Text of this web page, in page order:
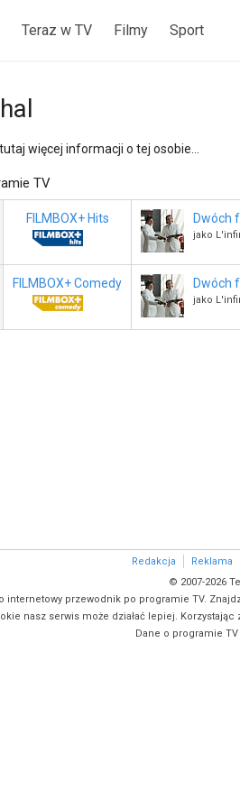
Teraz w TV Filmy Sport
więcej informacji o tej osobie...
TV
FILMBOX+ Hits Dwóch
jako
FILMBOX+ Comedy Dwóch
jako
Redakcja Reklama
© 2007-2026
internetowy przewodnik po programie TV.
nasz serwis może działać lepiej.
Dane o programie